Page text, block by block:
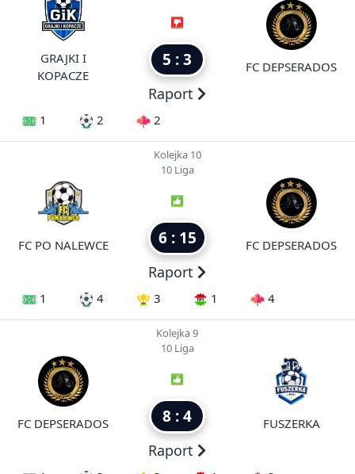
GRAJKI I
KOPACZE
5 : 3
Raport
FC DEPSERADOS
1 2 2
FC PO NALEWCE
Kolejka 10
10 Liga
6 : 15
Raport
FC DEPSERADOS
1 4 3 1 4
FC DEPSERADOS
Kolejka 9
10 Liga
8 : 4
Raport
FUSZERKA